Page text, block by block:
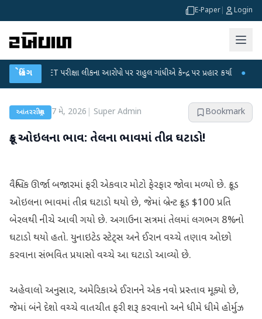
E-Paper Login
બ્રેકિંગ
NET પરીક્ષા લીકના આરોપો પર રાહુલ ગાંધીએ કેન્દ્ર પર પ્રહાર કર્યા ●
આંતરરાષ્ટ્રીય 7 મે, 2026 Super Admin Bookmark
ક્રૂડ ઓઇલના ભાવ: તેલના ભાવમાં તીવ્ર ઘટાડો!
વૈશ્વિક ઊર્જા બજારમાં ફરી એકવાર મોટો ફેરફાર જોવા મળ્યો છે. ક્રૂડ
ઓઇલના ભાવમાં તીવ્ર ઘટાડો થયો છે, જેમાં બ્રેન્ટ ક્રૂડ $100 પ્રતિ
બેરલથી નીચે આવી ગયો છે. અગાઉના સત્રમાં તેલમાં લગભગ 8%નો
ઘટાડો થયો હતો. યુનાઇટેડ સ્ટેટ્સ અને ઈરાન વચ્ચે તણાવ ઓછો
કરવાના સંભવિત પ્રયાસો વચ્ચે આ ઘટાડો આવ્યો છે.
અહેવાલો અનુસાર, અમેરિકાએ ઈરાનને એક નવો પ્રસ્તાવ મૂક્યો છે,
જેમાં બંને દેશો વચ્ચે વાતચીત ફરી શરૂ કરવાનો અને ધીમે ધીમે હોર્મુઝ